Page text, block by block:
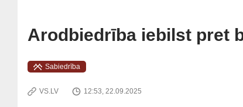
Arodbiedrība iebilst pret
Sabiedrība
VS.LV 12:53, 22.09.2025